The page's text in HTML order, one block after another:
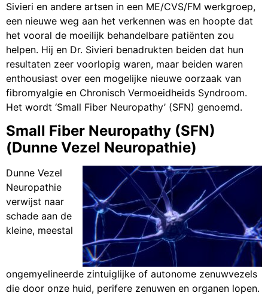
Sivieri en andere artsen in een ME/CVS/FM werkgroep,
een nieuwe weg aan het verkennen was en hoopte dat
het vooral de moeilijk behandelbare patiënten zou
helpen. Hij en Dr. Sivieri benadrukten beiden dat hun
resultaten zeer voorlopig waren, maar beiden waren
enthousiast over een mogelijke nieuwe oorzaak van
fibromyalgie en Chronisch Vermoeidheids Syndroom.
Het wordt ‘Small Fiber Neuropathy’ (SFN) genoemd.
Small Fiber Neuropathy (SFN)
(Dunne Vezel Neuropathie)
Dunne Vezel
Neuropathie
verwijst naar
schade aan de
kleine, meestal
ongemyelineerde zintuiglijke of autonome zenuwvezels
die door onze huid, perifere zenuwen en organen lopen.